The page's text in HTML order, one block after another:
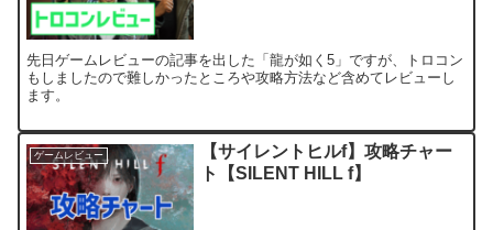
先日ゲームレビューの記事を出した「龍が如く5」ですが、トロコン
もしましたので難しかったところや攻略方法など含めてレビューし
ます。
ゲームレビュー
【サイレントヒルf】攻略チャー
ト【SILENT HILL f】